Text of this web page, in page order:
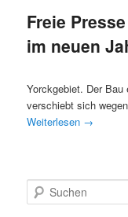
Freie
im neuen
Yorckgebiet. Der
verschiebt sich
Weiterlesen →
u